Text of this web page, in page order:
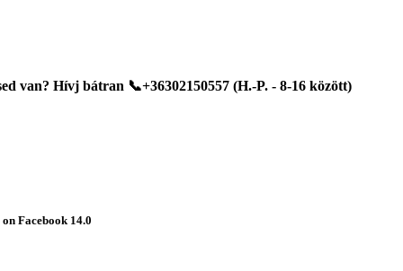
van? Hívj bátran 📞+36302150557 (H.-P. - 8-16 között)